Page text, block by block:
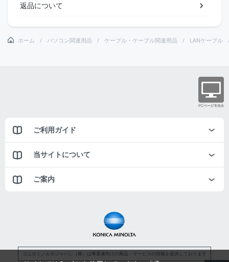
返品について
ホーム パソコン関連用品 ケーブル・ケーブル関連用品 LANケーブル
ご利用ガイド
当サイトについて
ご案内
コニカミノルタジャパン（株）は事業者向けの商品・サービスの情報を提供しております